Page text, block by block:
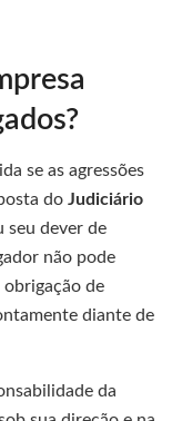
se as agressões
do Judiciário
seu dever de
não pode
de
diante de
da